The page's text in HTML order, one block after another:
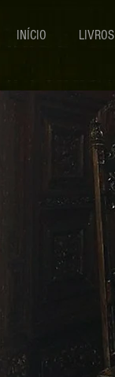
INÍCIO LIVROS